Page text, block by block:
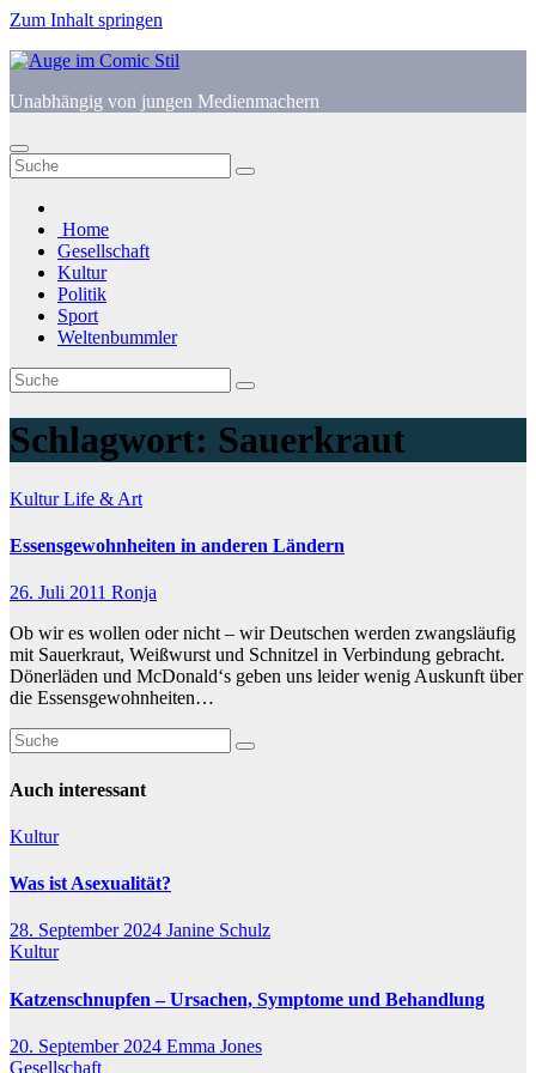
Zum Inhalt springen
Unabhängig von jungen Medienmachern
Home
Gesellschaft
Kultur
Politik
Sport
Weltenbummler
Schlagwort: Sauerkraut
KulturLife & Art
Essensgewohnheiten in anderen Ländern
26. Juli 2011 Ronja
Ob wir es wollen oder nicht – wir Deutschen werden zwangsläufig
mit Sauerkraut, Weißwurst und Schnitzel in Verbindung gebracht.
Dönerläden und McDonald‘s geben uns leider wenig Auskunft über
die Essensgewohnheiten…
Auch interessant
Kultur
Was ist Asexualität?
28. September 2024 Janine Schulz
Kultur
Katzenschnupfen – Ursachen, Symptome und Behandlung
20. September 2024 Emma Jones
Gesellschaft